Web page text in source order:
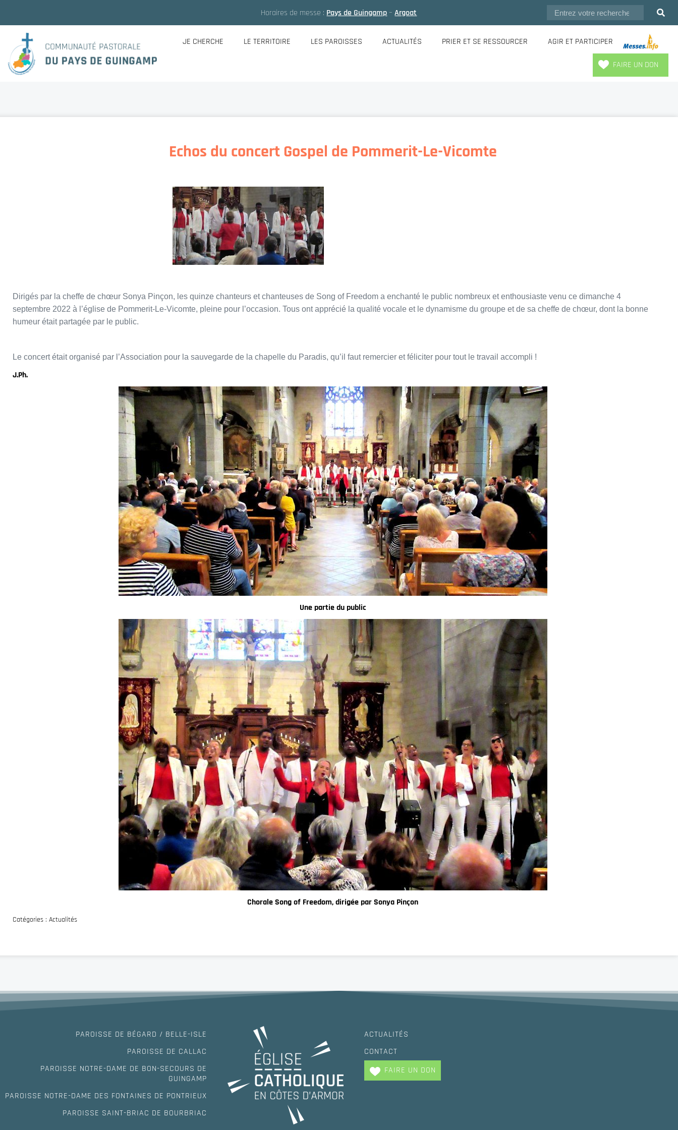
Horaires de messe : Pays de Guingamp–Argoat
JE CHERCHE LE TERRITOIRE LES PAROISSES ACTUALITÉS PRIER ET SE RESSOURCER AGIR ET PARTICIPER
FAIRE UN DON
Echos du concert Gospel de Pommerit-Le-Vicomte
Dirigés par la cheffe de chœur Sonya Pinçon, les quinze chanteurs et chanteuses de Song of Freedom a enchanté le public nombreux et enthousiaste venu ce dimanche 4
septembre 2022 à l’église de Pommerit-Le-Vicomte, pleine pour l’occasion. Tous ont apprécié la qualité vocale et le dynamisme du groupe et de sa cheffe de chœur, dont la bonne
humeur était partagée par le public.
Le concert était organisé par l’Association pour la sauvegarde de la chapelle du Paradis, qu’il faut remercier et féliciter pour tout le travail accompli !
J.Ph.
Une partie du public
Chorale Song of Freedom, dirigée par Sonya Pinçon
Catégories : Actualités
PAROISSE DE BÉGARD / BELLE-ISLE
PAROISSE DE CALLAC
PAROISSE NOTRE-DAME DE BON-SECOURS DE
GUINGAMP
PAROISSE NOTRE-DAME DES FONTAINES DE PONTRIEUX
PAROISSE SAINT-BRIAC DE BOURBRIAC
ACTUALITÉS
CONTACT
FAIRE UN DON